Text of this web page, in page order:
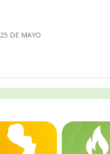
DE MAYO